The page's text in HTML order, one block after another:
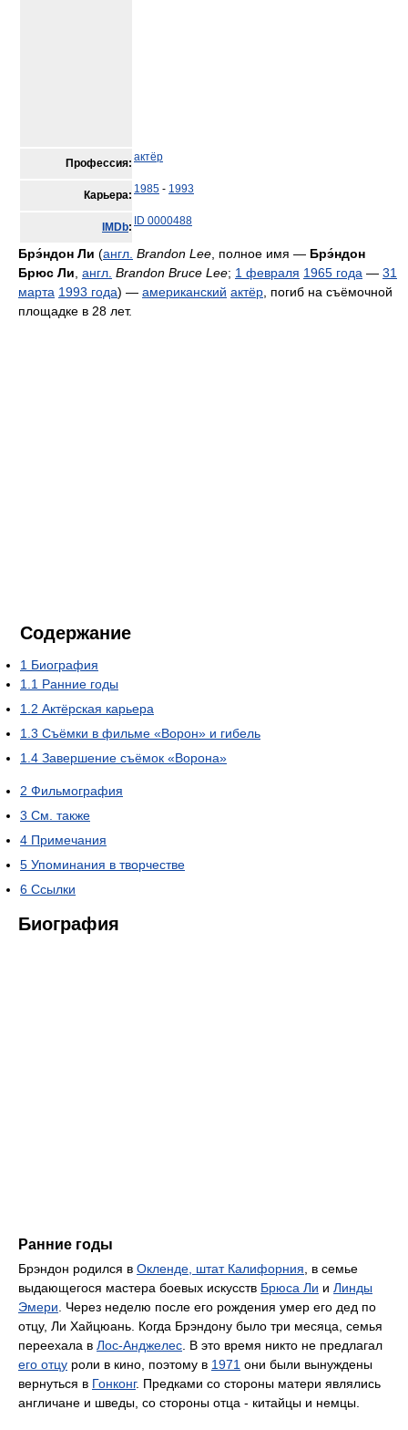
Профессия: актёр
Карьера: 1985 - 1993
IMDb: ID 0000488
Брэ́ндон Ли (англ. Brandon Lee , полное имя — Брэ́ндон
Брюс Ли англ. Brandon Bruce Lee; 1 февраля 1965 года — 31
марта 1993 года) — американский актёр , погиб на съёмочной
площадке в 28 лет.
Содержание
1 Биография
1.1 Ранние годы
1.2 Актёрская карьера
1.3 Съёмки в фильме «Ворон» и гибель
1.4 Завершение съёмок «Ворона»
2 Фильмография
3 См. также
4 Примечания
5 Упоминания в творчестве
6 Ссылки
Биография
Ранние годы
Брэндон родился в Окленде, штат Калифорния , в семье
выдающегося мастера боевых искусств Брюса Ли и Линды
Эмери . Через неделю после его рождения умер его дед по
отцу, Ли Хайцюань. Когда Брэндону было три месяца, семья
переехала в Лос-Анджелес . В это время никто не предлагал
его отцу роли в кино, поэтому в 1971 они были вынуждены
вернуться в Гонконг. Предками со стороны матери являлись
англичане и шведы, со стороны отца - китайцы и немцы.